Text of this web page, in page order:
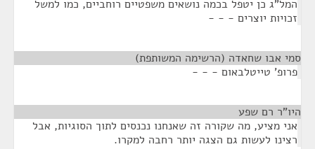
המל"ג כן יטפל בכמה נושאים משפטיים רוחביים, כמו למשל
זכויות יוצרים - - -
סמי אבו שחאדה (הרשימה המשותפת)
פרופ' טייטלבאום - - -
היו"ר רם שפע
אני מציע, מה שקורה זה שאנחנו נכנסים לתוך הסוגיות, אבל
רצינו לעשות גם הצגה יותר רחבה למקרו.